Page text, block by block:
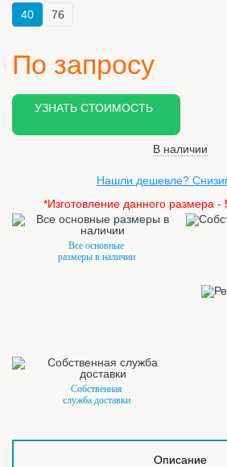
40 76
По запросу
УЗНАТЬ СТОИМОСТЬ
В наличии
Нашли дешевле?
*Изготовление данного размера -
Все основные
размеры в наличии
Собственная
служба доставки
Описание